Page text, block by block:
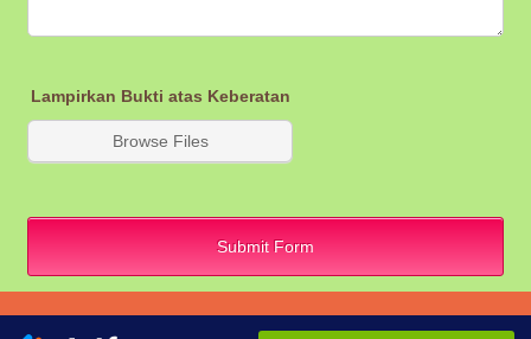
Lampirkan Bukti atas Keberatan
Browse Files
Submit Form